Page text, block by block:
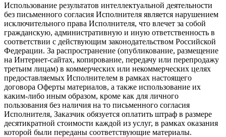
Использование результатов интеллектуальной деятельности
без письменного согласия Исполнителя является нарушением
исключительного права Исполнителя, что влечет за собой
гражданскую, административную и иную ответственность в
соответствии с действующим законодательством Российской
Федерации. За распространение (опубликование, размещение
на Интернет-сайтах, копирование, передачу или перепродажу
третьим лицам) в коммерческих или некоммерческих целях
предоставляемых Исполнителем в рамках настоящего
договора Оферты материалов, а также использование их
каким-либо иным образом, кроме как для личного
пользования без наличия на то письменного согласия
Исполнителя, Заказчик обязуется оплатить штраф в размере
десятикратной стоимости каждой из услуг, в рамках оказания
которой были переданы соответствующие материалы.